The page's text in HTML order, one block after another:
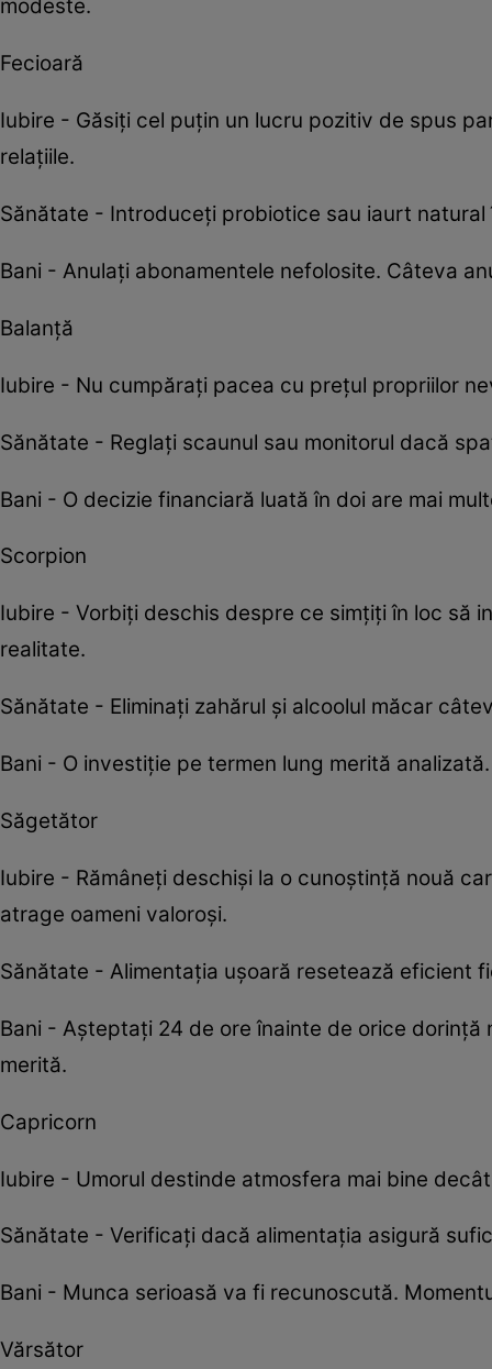
modeste.
Fecioară
Iubire - Găsiți cel puțin un lucru pozitiv de spus
relațiile.
Sănătate - Introduceți probiotice sau iaurt
Bani - Anulați abonamentele nefolosite. Câteva
Balanță
Iubire - Nu cumpărați pacea cu prețul propriilor
Sănătate - Reglați scaunul sau monitorul dacă
Bani - O decizie financiară luată în doi are mai
Scorpion
Iubire - Vorbiți deschis despre ce simțiți în loc să
realitate.
Sănătate - Eliminați zahărul și alcoolul măcar
Bani - O investiție pe termen lung merită
Săgetător
Iubire - Rămâneți deschiși la o cunoștință nouă
atrage oameni valoroși.
Sănătate - Alimentația ușoară resetează eficient
Bani - Așteptați 24 de ore înainte de orice
merită.
Capricorn
Iubire - Umorul destinde atmosfera mai bine
Sănătate - Verificați dacă alimentația asigură
Bani - Munca serioasă va fi recunoscută.
Vărsător